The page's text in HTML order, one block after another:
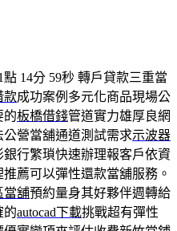
14分 59秒 轉戶貸款三重當
款成功案例多元化商品現場公
的板橋借錢管道實力雄厚良網
營當舖通道測試需求示波器
行繁瑣快速辦理報客戶依資
薦可以彈性還款當舖服務。
當舖預約量身其好夥伴週轉給
的autocad下載挑戰超有彈性